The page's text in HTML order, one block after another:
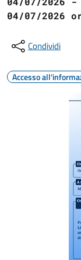
04/07/2026
Condividi
Accesso